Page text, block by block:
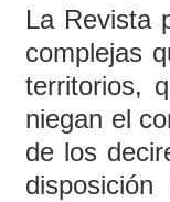
La Revista
complejas
territorios,
niegan el
de los